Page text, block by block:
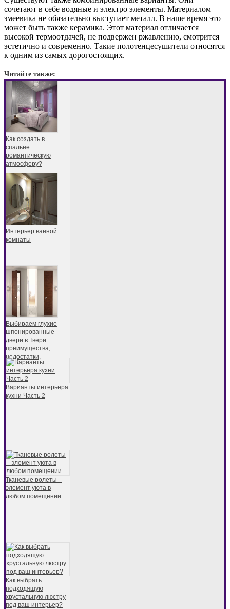
сочетают в себе водяные и электро элементы. Материалом
змеевика не обязательно выступает металл. В наше время это
может быть также керамика. Этот материал отличается
высокой термоотдачей, не подвержен ржавлению, смотрится
эстетично и современно. Такие полотенцесушители относятся
к одним из самых дорогостоящих.
Читайте также:
Как создать в
спальне
романтическую
атмосферу?
Интерьер ванной
комнаты
Выбираем глухие
шпонированные
двери в Твери:
преимущества,
недостатки,
Варианты интерьера
кухни Часть 2
Тканевые ролеты –
элемент уюта в
любом помещении
Как выбрать
подходящую
хрустальную люстру
под ваш интерьер?